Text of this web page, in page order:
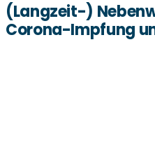
(Langzeit-)
Corona-Impfung